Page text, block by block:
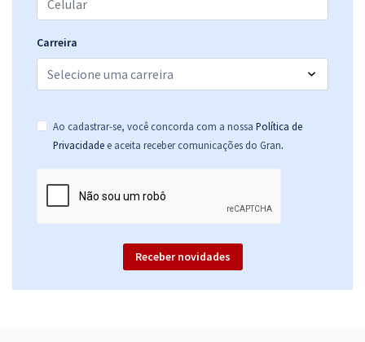
Carreira
Ao cadastrar-se, você concorda com a nossa Política de
Privacidade e aceita receber comunicações do Gran.
Receber novidades